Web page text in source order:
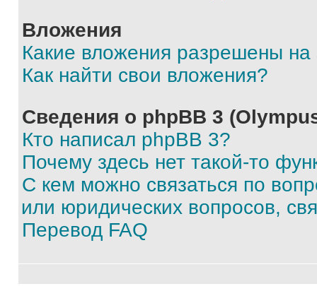
Вложения
Какие вложения разрешены
Как найти свои вложения?
Сведения о phpBB 3
Кто написал phpBB 3?
Почему здесь нет такой-то
С кем можно связаться по
или юридических вопросов,
Перевод FAQ